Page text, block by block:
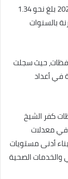
وأظهرت البيانات أن معدل الزيادة السكانية خلال 2025 بلغ نحو 1.34
بالسنوات
حيث سجلت
في أعداد
كفر الشيخ
في معدلات
أدنى مستويات
والخدمات الصحية